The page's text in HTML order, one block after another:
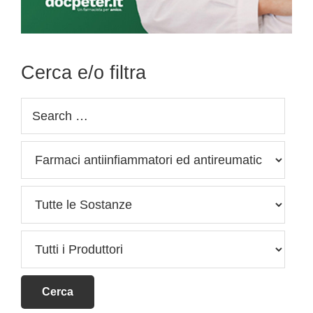
Cerca e/o filtra